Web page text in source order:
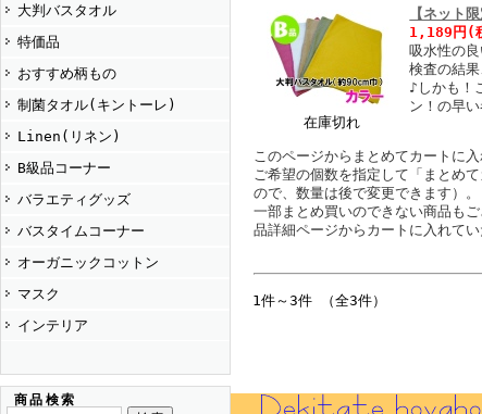
大判バスタオル
特価品
おすすめ柄もの
制菌タオル(キントーレ)
Linen(リネン)
B級品コーナー
バラエティグッズ
バスタイムコーナー
オーガニックコットン
マスク
インテリア
商品検索
在庫切れ
【ネット
1,189円 (
吸水性の
検査の結
♪しかも！
ン！の早
このページからまとめてカートに入
ご希望の個数を指定して「まとめ
ので、数量は後で変更できます）。
一部まとめ買いのできない商品も
品詳細ページからカートに入れて
1件～3件 （全3件）